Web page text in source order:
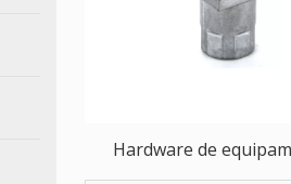
Hardware de